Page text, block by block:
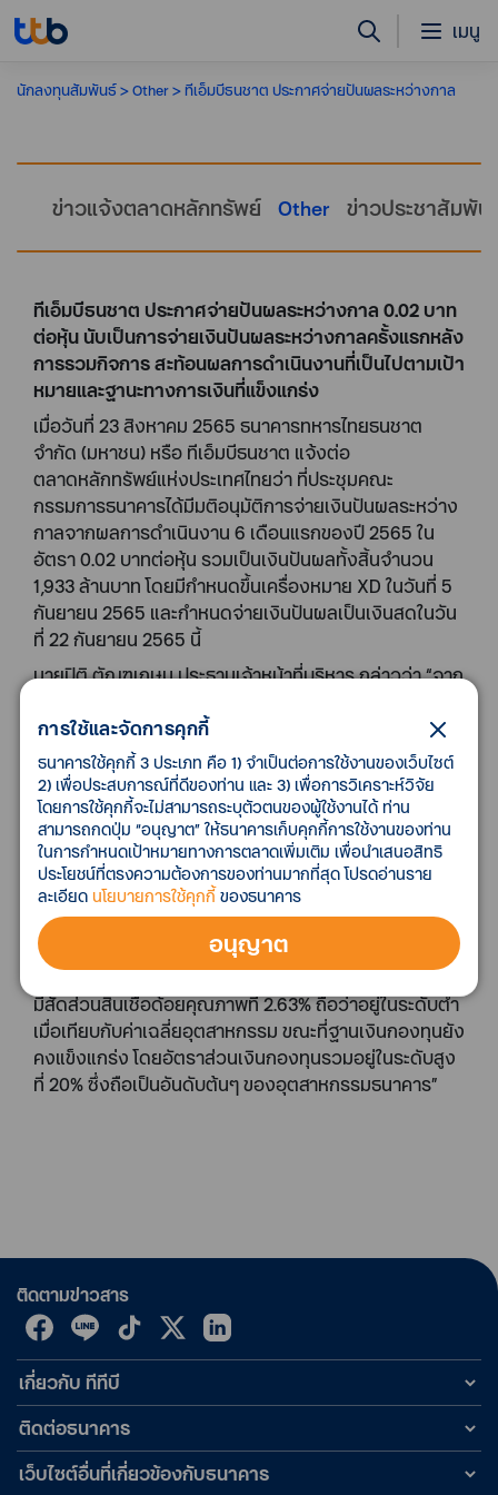
เมนู
นักลงทุนสัมพันธ์ Other ทีเอ็มบีธนชาต ประกาศจ่ายปันผลระหว่างกาล
ข่าวแจ้งตลาดหลักทรัพย์ Other ข่าวประชาสัมพัน
ทีเอ็มบีธนชาต ประกาศจ่ายปันผลระหว่างกาล 0.02 บาท
ต่อหุ้น นับเป็นการจ่ายเงินปันผลระหว่างกาลครั้งแรกหลัง
การรวมกิจการ สะท้อนผลการดำเนินงานที่เป็นไปตามเป้า
หมายและฐานะทางการเงินที่แข็งแกร่ง
เมื่อวันที่ 23 สิงหาคม 2565 ธนาคารทหารไทยธนชาต
จำกัด (มหาชน) หรือ ทีเอ็มบีธนชาต แจ้งต่อ
ตลาดหลักทรัพย์แห่งประเทศไทยว่า ที่ประชุมคณะ
กรรมการธนาคารได้มีมติอนุมัติการจ่ายเงินปันผลระหว่าง
กาลจากผลการดำเนินงาน 6 เดือนแรกของปี 2565 ใน
อัตรา 0.02 บาทต่อหุ้น รวมเป็นเงินปันผลทั้งสิ้นจำนวน
1,933 ล้านบาท โดยมีกำหนดขึ้นเครื่องหมาย XD ในวันที่ 5
กันยายน 2565 และกำหนดจ่ายเงินปันผลเป็นเงินสดในวัน
ที่ 22 กันยายน 2565 นี้
นายปิติ ตัณฑเกษม ประธานเจ้าหน้าที่บริหาร กล่าวว่า “จาก
ตั้งแต่รวมกิจการเสร็จสมบูรณ์เมื่อเดือนกรกฎาคม ปี
2564 ประกอบกับการผ่อนคลายนโยบายจ่ายเงินปันผล
ของธนาคารแห่งประเทศไทย ธนาคารจึงได้ขออนุมัติคณะ
กรรมการธนาคารในการจ่ายเงินปันผลระหว่างกาล เพิ่ม
เติมจากเดิมที่จ่ายเพียง 1 ครั้งต่อปี สะท้อนถึงความตั้งใจ
ของทีเอ็มบีธนชาตในการสร้างการเติบโตอย่างมีคุณภาพ
และสร้างผลตอบแทนต่ออย่างยั่งยืนต่อผู้ถือหุ้นของเรา
ทั้งนี้ สำหรับ 6 เดือนแรกของปี 2565 ทีเอ็มบีธนชาตมีกำไร
สุทธิ 6,633 ล้านบาท เพิ่มขึ้น 25% จากช่วงเดียวกันของปี
ก่อน ด้านคุณภาพสินทรัพย์บริหารจัดการได้ตามเป้าหมาย
มีสัดส่วนสินเชื่อด้อยคุณภาพที่ 2.63% ถือว่าอยู่ในระดับต่ำ
เมื่อเทียบกับค่าเฉลี่ยอุตสาหกรรม ขณะที่ฐานเงินกองทุนยัง
คงแข็งแกร่ง โดยอัตราส่วนเงินกองทุนรวมอยู่ในระดับสูง
ที่ 20% ซึ่งถือเป็นอันดับต้นๆ ของอุตสาหกรรมธนาคาร”
การใช้และจัดการคุกกี้
ธนาคารใช้คุกกี้ 3 ประเภท คือ 1) จำเป็นต่อการใช้งานของเว็บไซต์
2) เพื่อประสบการณ์ที่ดีของท่าน และ 3) เพื่อการวิเคราะห์วิจัย
โดยการใช้คุกกี้จะไม่สามารถระบุตัวตนของผู้ใช้งานได้ ท่าน
สามารถกดปุ่ม “อนุญาต” ให้ธนาคารเก็บคุกกี้การใช้งานของท่าน
ในการกำหนดเป้าหมายทางการตลาดเพิ่มเติม เพื่อนำเสนอสิทธิ
ประโยชน์ที่ตรงความต้องการของท่านมากที่สุด โปรดอ่านราย
ละเอียด นโยบายการใช้คุกกี้ของธนาคาร
อนุญาต
ติดตามข่าวสาร
เกี่ยวกับ ทีทีบี
ติดต่อธนาคาร
เว็บไซต์อื่นที่เกี่ยวข้องกับธนาคาร